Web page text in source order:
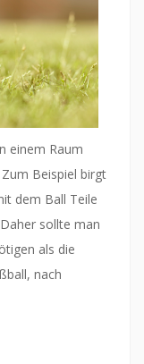
einem Raum
Beispiel birgt
dem Ball Teile
sollte man
als die
nach